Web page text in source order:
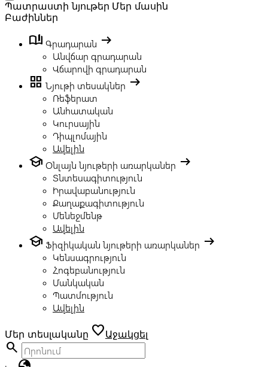
Պատրաստի նյութեր Մեր մասին
Բաժիններ
book_ribbon Գրադարան arrow_right_alt
Անվճար գրադարան
Վճարովի գրադարան
grid_view Նյութի տեսակներ arrow_right_alt
Ռեֆերատ
Անհատական
Կուրսային
Դիպլոմային
Ավելին
school Օնլայն նյութերի առարկաներ arrow_right_alt
Տնտեսագիտություն
Իրավաբանություն
Քաղաքագիտություն
Մենեջմենթ
Ավելին
school Ֆիզիկական նյութերի առարկաներ arrow_right_alt
Կենսագրություն
Հոգեբանություն
Մանկական
Պատմություն
Ավելին
Մեր տեսլականը favoriteԱջակցել
search